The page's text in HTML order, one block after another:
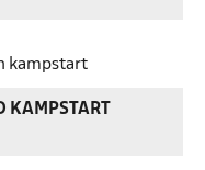
kampstart
KAMPSTART